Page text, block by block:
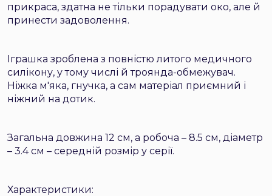
прикраса, здатна не тільки порадувати око, але й
принести задоволення.
Іграшка зроблена з повністю литого медичного
силікону, у тому числі й троянда-обмежувач.
Ніжка м'яка, гнучка, а сам матеріал приємний і
ніжний на дотик.
Загальна довжина 12 см, а робоча – 8.5 см, діаметр
– 3.4 см – середній розмір у серії.
Характеристики: